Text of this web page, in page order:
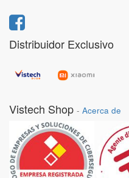
Distribuidor Exclusivo
Vistech Shop - Acerca de